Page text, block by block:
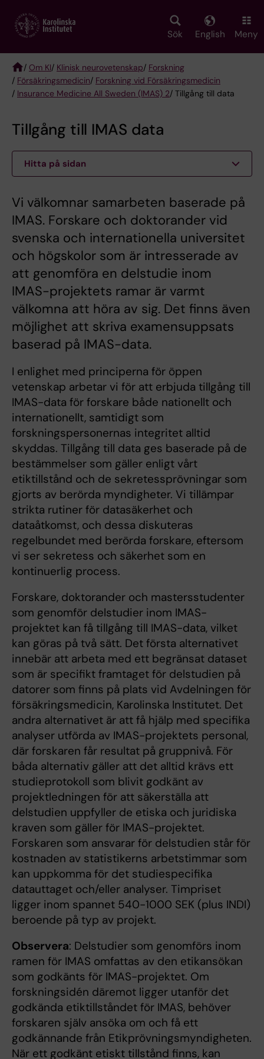
main
Sök English Meny
Breadcrumb
/ Om KI/ Klinisk neurovetenskap/ Forskning
/ Försäkringsmedicin/ Forskning vid Försäkringsmedicin
/ Insurance Medicine All Sweden (IMAS) 2/ Tillgång till data
Tillgång till IMAS data
Hitta på sidan
Vi välkomnar samarbeten baserade på
IMAS. Forskare och doktorander vid
svenska och internationella universitet
och högskolor som är intresserade av
att genomföra en delstudie inom
IMAS-projektets ramar är varmt
välkomna att höra av sig. Det finns även
möjlighet att skriva examensuppsats
baserad på IMAS-data.
I enlighet med principerna för öppen
vetenskap arbetar vi för att erbjuda tillgång till
IMAS-data för forskare både nationellt och
internationellt, samtidigt som
forskningspersonernas integritet alltid
skyddas. Tillgång till data ges baserade på de
bestämmelser som gäller enligt vårt
etiktillstånd och de sekretessprövningar som
gjorts av berörda myndigheter. Vi tillämpar
strikta rutiner för datasäkerhet och
dataåtkomst, och dessa diskuteras
regelbundet med berörda forskare, eftersom
vi ser sekretess och säkerhet som en
kontinuerlig process.
Forskare, doktorander och mastersstudenter
som genomför delstudier inom IMAS-
projektet kan få tillgång till IMAS-data, vilket
kan göras på två sätt. Det första alternativet
innebär att arbeta med ett begränsat dataset
som är specifikt framtaget för delstudien på
datorer som finns på plats vid Avdelningen för
försäkringsmedicin, Karolinska Institutet. Det
andra alternativet är att få hjälp med specifika
analyser utförda av IMAS-projektets personal,
där forskaren får resultat på gruppnivå. För
båda alternativ gäller att det alltid krävs ett
studieprotokoll som blivit godkänt av
projektledningen för att säkerställa att
delstudien uppfyller de etiska och juridiska
kraven som gäller för IMAS-projektet.
Forskaren som ansvarar för delstudien står för
kostnaden av statistikerns arbetstimmar som
kan uppkomma för det studiespecifika
datauttaget och/eller analyser. Timpriset
ligger inom spannet 540-1000 SEK (plus INDI)
beroende på typ av projekt.
Observera: Delstudier som genomförs inom
ramen för IMAS omfattas av den etikansökan
som godkänts för IMAS-projektet. Om
forskningsidén däremot ligger utanför det
godkända etiktillståndet för IMAS, behöver
forskaren själv ansöka om och få ett
godkännande från Etikprövningsmyndigheten.
När ett godkänt etiskt tillstånd finns, kan